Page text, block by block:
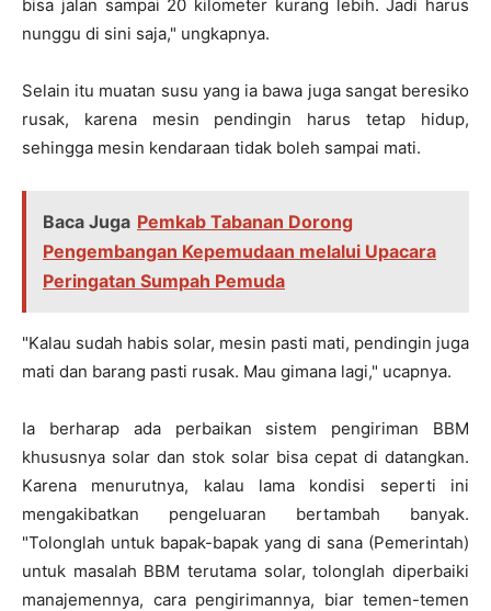
bisa jalan sampai 20 kilometer kurang lebih. Jadi harus
nunggu di sini saja," ungkapnya.
Selain itu muatan susu yang ia bawa juga sangat beresiko
rusak, karena mesin pendingin harus tetap hidup,
sehingga mesin kendaraan tidak boleh sampai mati.
Baca Juga Pemkab Tabanan Dorong
Pengembangan Kepemudaan melalui Upacara
Peringatan Sumpah Pemuda
"Kalau sudah habis solar, mesin pasti mati, pendingin juga
mati dan barang pasti rusak. Mau gimana lagi," ucapnya.
Ia berharap ada perbaikan sistem pengiriman BBM
khususnya solar dan stok solar bisa cepat di datangkan.
Karena menurutnya, kalau lama kondisi seperti ini
mengakibatkan pengeluaran bertambah banyak.
"Tolonglah untuk bapak-bapak yang di sana (Pemerintah)
untuk masalah BBM terutama solar, tolonglah diperbaiki
manajemennya, cara pengirimannya, biar temen-temen